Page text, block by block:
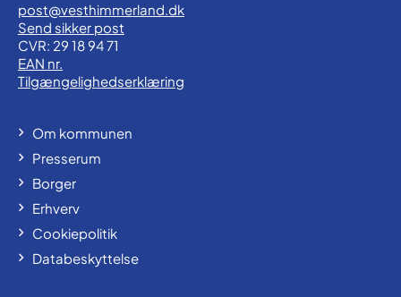
post@vesthimmerland.dk
Send sikker post
CVR: 29 18 94 71
EAN nr.
Tilgængelighedserklæring
Om kommunen
Presserum
Borger
Erhverv
Cookiepolitik
Databeskyttelse